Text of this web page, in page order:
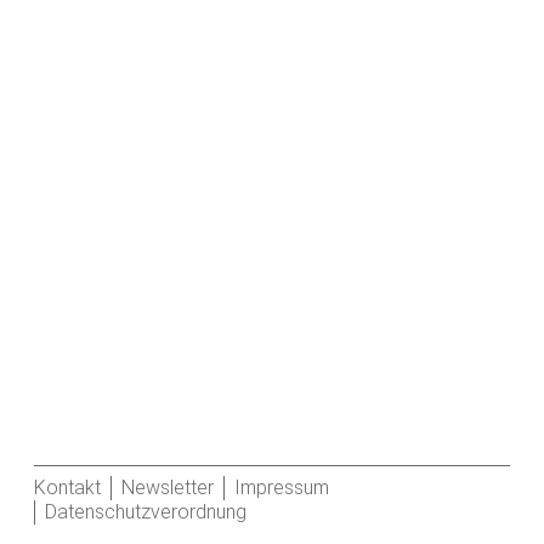
Kontakt Newsletter
Impressum
Datenschutzverordnung